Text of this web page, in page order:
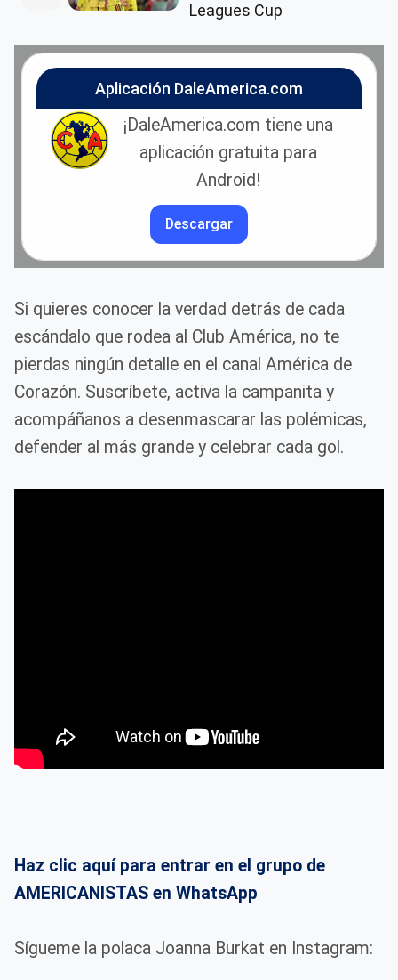
Leagues Cup
Aplicación DaleAmerica.com
¡DaleAmerica.com tiene una
aplicación gratuita para
Android!
Descargar
Si quieres conocer la verdad detrás de cada
escándalo que rodea al Club América, no te
pierdas ningún detalle en el canal América de
Corazón. Suscríbete, activa la campanita y
acompáñanos a desenmascarar las polémicas,
defender al más grande y celebrar cada gol.
Haz clic aquí para entrar en el grupo de
AMERICANISTAS en WhatsApp
Sígueme la polaca Joanna Burkat en Instagram: